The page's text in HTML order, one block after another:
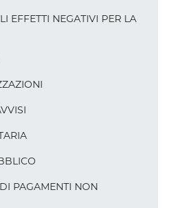
EFFETTI NEGATIVI PER LA
PAGAMENTI NON